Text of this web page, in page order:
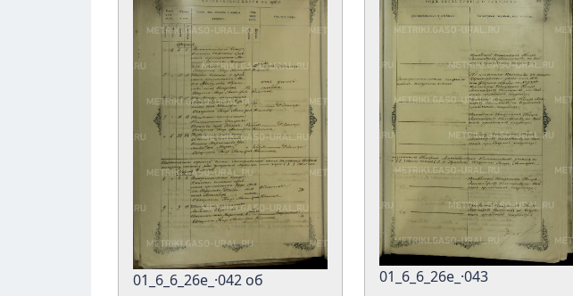
01_6_6_26е_·042 об 01_6_6_26е_·043